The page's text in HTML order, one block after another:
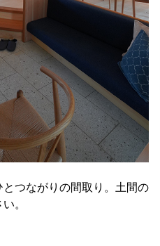
つながりの間取り。土間の
。